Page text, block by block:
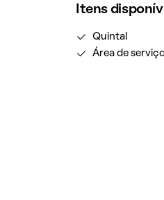
Itens
Quintal
Área de